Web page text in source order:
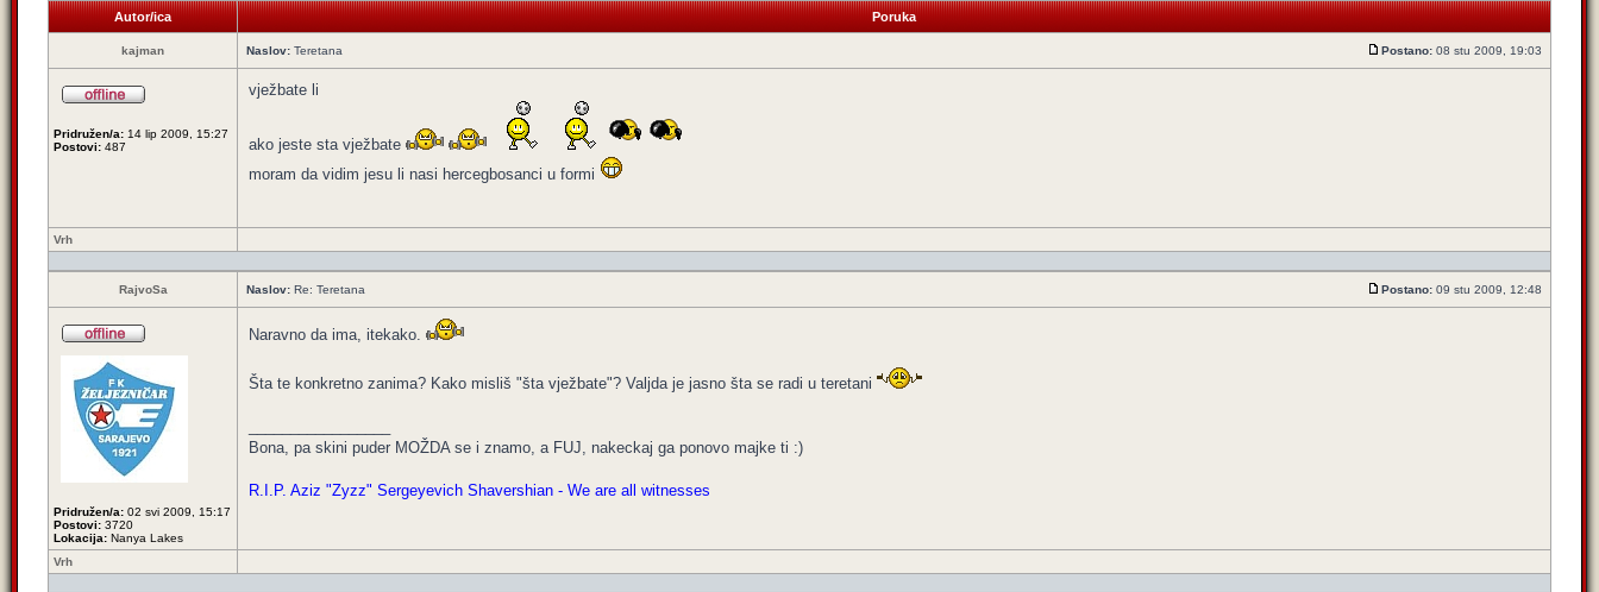
Autor/ica Poruka
kajman Naslov: Teretana Postano: 08 stu 2009, 19:03
Pridružen/a: 14 lip 2009, 15:27
Postovi: 487
vježbate li
ako jeste sta vježbate
moram da vidim jesu li nasi hercegbosanci u formi
Vrh
RajvoSa Naslov: Re: Teretana Postano: 09 stu 2009, 12:48
Pridružen/a: 02 svi 2009, 15:17
Postovi: 3720
Lokacija: Nanya Lakes
Naravno da ima, itekako.
Šta te konkretno zanima? Kako misliš "šta vježbate"? Valjda je jasno šta se radi u teretani
Bona, pa skini puder MOŽDA se i znamo, a FUJ, nakeckaj ga ponovo majke ti :)
R.I.P. Aziz "Zyzz" Sergeyevich Shavershian - We are all witnesses
Vrh